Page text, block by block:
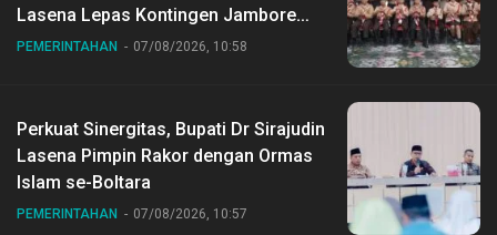
Lasena Lepas Kontingen Jambore
Nasional ke XII di Buperta Cibubur
PEMERINTAHAN 07/08/2026, 10:58
Perkuat Sinergitas, Bupati Dr Sirajudin
Lasena Pimpin Rakor dengan Ormas
Islam se-Boltara
PEMERINTAHAN 07/08/2026, 10:57